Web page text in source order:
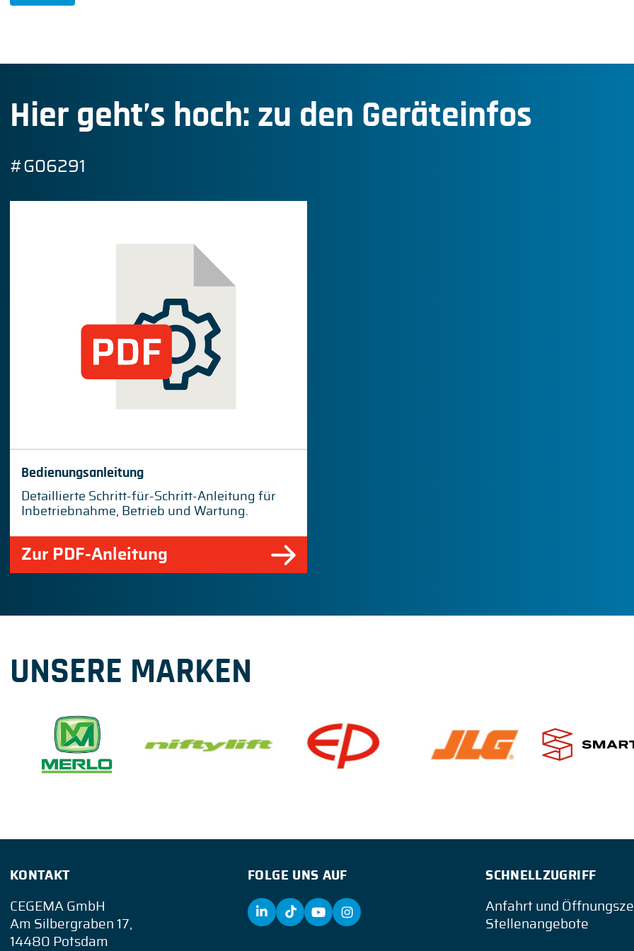
Hier geht’s hoch: zu den Geräteinfos
#G06291
Bedienungsanleitung
Detaillierte Schritt-für-Schritt-Anleitung für
Inbetriebnahme, Betrieb und Wartung.
Zur PDF-Anleitung
UNSERE MARKEN
KONTAKT
CEGEMA GmbH
Am Silbergraben 17,
14480 Potsdam
FOLGE UNS AUF SCHNELLZUGRIFF
Anfahrt und
Stellenangebote